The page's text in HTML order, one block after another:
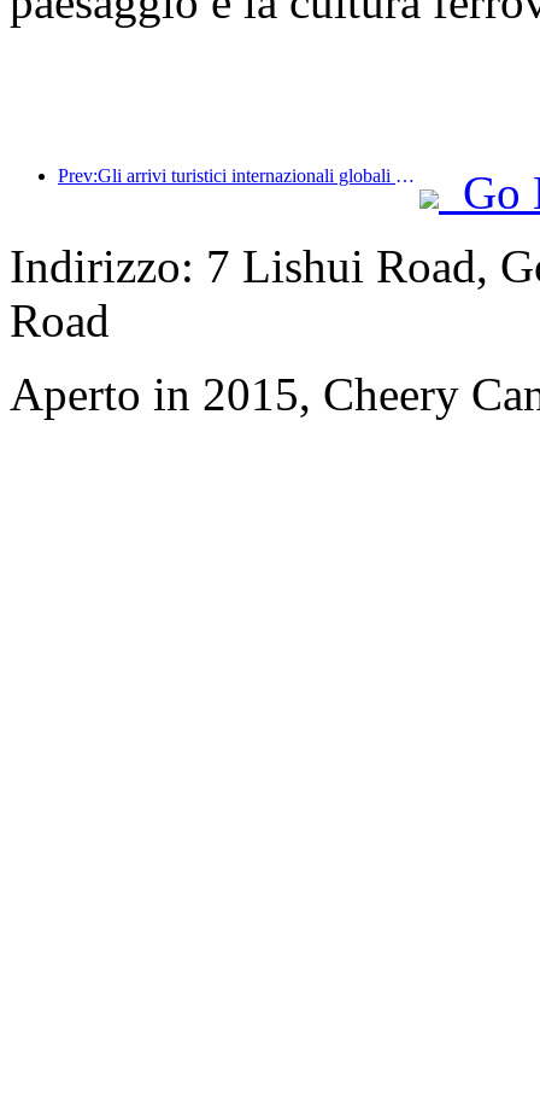
Prev:Gli arrivi turistici internazionali globali sono aumentati del 5% su base annua nella prima metà dell'anno
Go
Indirizzo: 7 Lishui Road,
Road
Aperto in 2015, Cheery